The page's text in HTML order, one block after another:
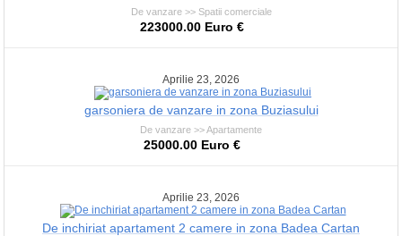
De vanzare >> Spatii comerciale
223000.00 Euro €
Aprilie 23, 2026
garsoniera de vanzare in zona Buziasului
De vanzare >> Apartamente
25000.00 Euro €
Aprilie 23, 2026
De inchiriat apartament 2 camere in zona Badea Cartan